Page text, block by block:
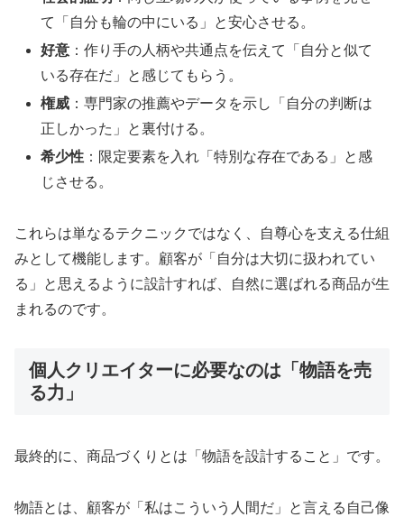
て「自分も輪の中にいる」と安心させる。
好意 ：作り手の人柄や共通点を伝えて「自分と似て
いる存在だ」と感じてもらう。
権威 ：専門家の推薦やデータを示し「自分の判断は
正しかった」と裏付ける。
希少性 ：限定要素を入れ「特別な存在である」と感
じさせる。
これらは単なるテクニックではなく、自尊心を支える仕組
みとして機能します。顧客が「自分は大切に扱われてい
る」と思えるように設計すれば、自然に選ばれる商品が生
まれるのです。
個人クリエイターに必要なのは「物語を売
る力」
最終的に、商品づくりとは「物語を設計すること」です。
物語とは、顧客が「私はこういう人間だ」と言える自己像